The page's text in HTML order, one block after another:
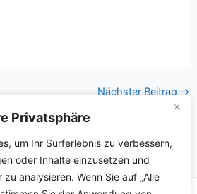
Privatsphäre
um Ihr Surferlebnis zu verbessern,
oder Inhalte einzusetzen und
analysieren. Wenn Sie auf „Alle
Nächster Beitrag →